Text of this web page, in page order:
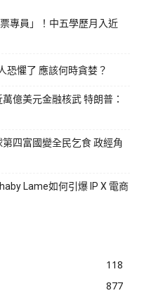
專員」！中五學歷月入近
恐懼了 應該何時貪婪？
億美元金融核武 特朗普：
四富國變全民乞食 政經角
Lame如何引爆 IP X 電商
118
877